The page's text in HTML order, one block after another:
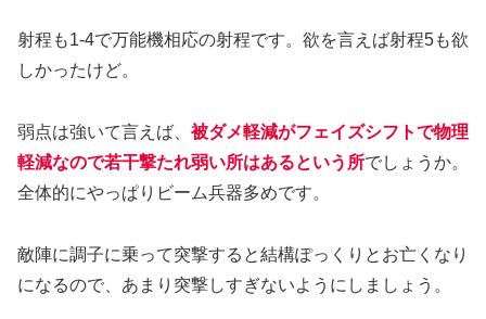
射程も1-4で万能機相応の射程です。欲を言えば射程5も欲
しかったけど。
弱点は強いて言えば、 被ダメ軽減がフェイズシフトで物理
軽減なので若干撃たれ弱い所はあるという所でしょうか。
全体的にやっぱりビーム兵器多めです。
敵陣に調子に乗って突撃すると結構ぽっくりとお亡くなり
になるので、あまり突撃しすぎないようにしましょう。